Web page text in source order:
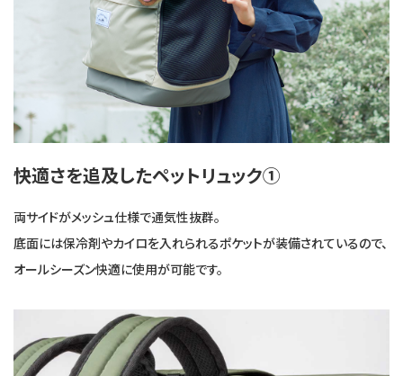
快適さを追及したペットリュック①
両サイドがメッシュ仕様で通気性抜群。
底面には保冷剤やカイロを入れられるポケットが装備されているので、
オールシーズン快適に使用が可能です。